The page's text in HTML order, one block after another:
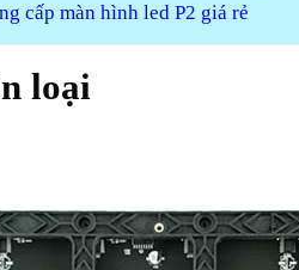
cấp màn hình led P2 giá rẻ
loại